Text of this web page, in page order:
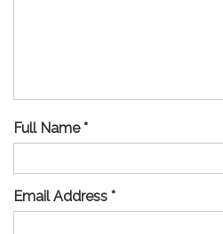
Full Name *
Email Address *